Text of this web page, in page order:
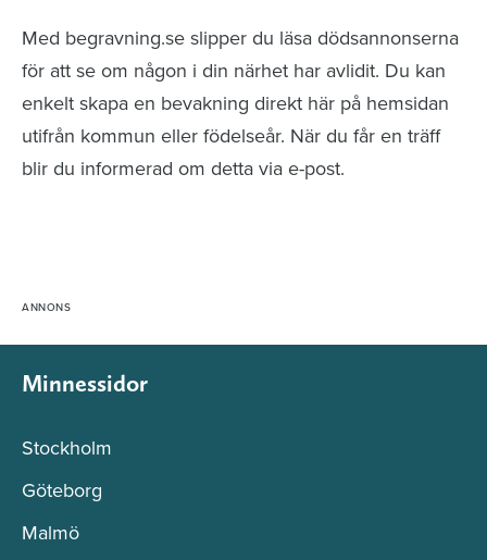
Med begravning.se slipper du läsa dödsannonserna
för att se om någon i din närhet har avlidit. Du kan
enkelt skapa en bevakning direkt här på hemsidan
utifrån kommun eller födelseår. När du får en träff
blir du informerad om detta via e-post.
Minnessidor
Stockholm
Göteborg
Malmö